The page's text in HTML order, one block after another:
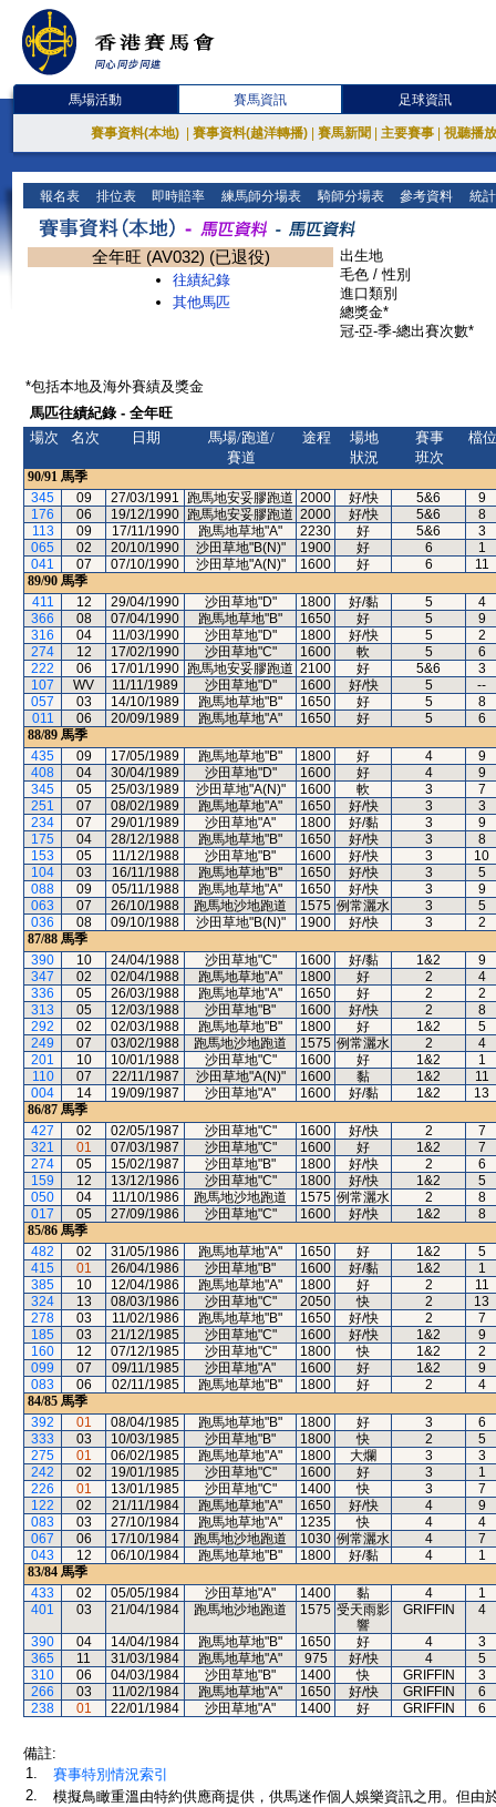
馬場活動 賽馬資訊 足球資訊
賽事資料(本地) 賽事資料(越洋轉播) 賽馬新聞 主要賽事 視聽播
報名表 排位表 即時賠率 練馬師分場表 騎師分場表 參考資料 統
全年旺 (AV032) (已退役)
往績紀錄
其他馬匹
出生地
毛色 / 性別
進口類別
總獎金*
冠-亞-季-總出賽次數*
*包括本地及海外賽績及獎金
馬匹往績紀錄 - 全年旺
場次
名次 日期
馬場/跑道/
賽道
途程
場地
狀況
賽事
班次
檔位
90/91 馬季
345
09 27/03/1991 跑馬地安妥膠跑道 2000 好/快 5&6
9
176
06 19/12/1990 跑馬地安妥膠跑道 2000 好/快 5&6
8
113
09 17/11/1990 跑馬地草地"A" 2230 好 5&6
3
065
02 20/10/1990 沙田草地"B(N)" 1900 好 6
1
041
07 07/10/1990 沙田草地"A(N)" 1600 好 6
11
89/90 馬季
411
12 29/04/1990 沙田草地"D" 1800 好/黏 5
4
366
08 07/04/1990 跑馬地草地"B" 1650 好 5
9
316
04 11/03/1990 沙田草地"D" 1800 好/快 5
2
274
12 17/02/1990 沙田草地"C" 1600 軟 5
6
222
06 17/01/1990 跑馬地安妥膠跑道 2100 好 5&6
3
107
WV 11/11/1989 沙田草地"D" 1600 好/快 5
--
057
03 14/10/1989 跑馬地草地"B" 1650 好 5
8
011
06 20/09/1989 跑馬地草地"A" 1650 好 5
6
88/89 馬季
435
09 17/05/1989 跑馬地草地"B" 1800 好 4
9
408
04 30/04/1989 沙田草地"D" 1600 好 4
9
345
05 25/03/1989 沙田草地"A(N)" 1600 軟 3
7
251
07 08/02/1989 跑馬地草地"A" 1650 好/快 3
3
234
07 29/01/1989 沙田草地"A" 1800 好/黏 3
9
175
04 28/12/1988 跑馬地草地"B" 1650 好/快 3
8
153
05 11/12/1988 沙田草地"B" 1600 好/快 3
10
104
03 16/11/1988 跑馬地草地"B" 1650 好/快 3
5
088
09 05/11/1988 跑馬地草地"A" 1650 好/快 3
9
063
07 26/10/1988 跑馬地沙地跑道 1575 例常灑水 3
5
036
08 09/10/1988 沙田草地"B(N)" 1900 好/快 3
2
87/88 馬季
390
10 24/04/1988 沙田草地"C" 1600 好/黏 1&2
9
347
02 02/04/1988 跑馬地草地"A" 1800 好 2
4
336
05 26/03/1988 跑馬地草地"A" 1650 好 2
2
313
05 12/03/1988 沙田草地"B" 1600 好/快 2
8
292
02 02/03/1988 跑馬地草地"B" 1800 好 1&2
5
249
07 03/02/1988 跑馬地沙地跑道 1575 例常灑水 2
4
201
10 10/01/1988 沙田草地"C" 1600 好 1&2
1
110
07 22/11/1987 沙田草地"A(N)" 1600 黏 1&2
11
004
14 19/09/1987 沙田草地"A" 1600 好/黏 1&2
13
86/87 馬季
427
02 02/05/1987 沙田草地"C" 1600 好/快 2
7
321
01 07/03/1987 沙田草地"C" 1600 好 1&2
7
274
05 15/02/1987 沙田草地"B" 1800 好/快 2
6
159
12 13/12/1986 沙田草地"C" 1800 好/快 1&2
5
050
04 11/10/1986 跑馬地沙地跑道 1575 例常灑水 2
8
017
05 27/09/1986 沙田草地"C" 1600 好/快 1&2
8
85/86 馬季
482
02 31/05/1986 跑馬地草地"A" 1650 好 1&2
5
415
01 26/04/1986 沙田草地"B" 1600 好/黏 1&2
1
385
10 12/04/1986 跑馬地草地"A" 1800 好 2
11
324
13 08/03/1986 沙田草地"C" 2050 快 2
13
278
03 11/02/1986 跑馬地草地"B" 1650 好/快 2
7
185
03 21/12/1985 沙田草地"C" 1600 好/快 1&2
9
160
12 07/12/1985 沙田草地"C" 1800 快 1&2
2
099
07 09/11/1985 沙田草地"A" 1600 好 1&2
9
083
06 02/11/1985 跑馬地草地"B" 1800 好 2
4
84/85 馬季
392
01 08/04/1985 跑馬地草地"B" 1800 好 3
6
333
03 10/03/1985 沙田草地"B" 1800 快 2
5
275
01 06/02/1985 跑馬地草地"A" 1800 大爛 3
3
242
02 19/01/1985 沙田草地"C" 1600 好 3
1
226
01 13/01/1985 沙田草地"C" 1400 快 3
7
122
02 21/11/1984 跑馬地草地"A" 1650 好/快 4
9
083
03 27/10/1984 跑馬地草地"A" 1235 快 4
4
067
06 17/10/1984 跑馬地沙地跑道 1030 例常灑水 4
7
043
12 06/10/1984 跑馬地草地"B" 1800 好/黏 4
1
83/84 馬季
433
02 05/05/1984 沙田草地"A" 1400 黏 4
1
401
03 21/04/1984 跑馬地沙地跑道 1575 受天雨影
響
GRIFFIN 4
390 04 14/04/1984 跑馬地草地"B" 1650 好 4
3
365
11 31/03/1984 跑馬地草地"A" 975 好/快 4
5
310
06 04/03/1984 沙田草地"B" 1400 快 GRIFFIN
3
266
03 11/02/1984 跑馬地草地"A" 1650 好/快 GRIFFIN
6
238
01 22/01/1984 沙田草地"A" 1400 好 GRIFFIN 6
備註:
1.
賽事特別情況索引
2.
模擬鳥瞰重溫由特約供應商提供，供馬迷作個人娛樂資訊之用。但